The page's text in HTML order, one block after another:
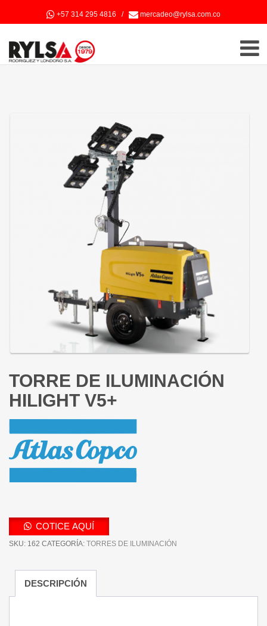
+57 314 295 4816 / mercadeo@rylsa.com.co
TORRE DE ILUMINACIÓN
HILIGHT V5+
COTICE AQUÍ
SKU: 162 CATEGORÍA: TORRES DE ILUMINACIÓN
DESCRIPCIÓN